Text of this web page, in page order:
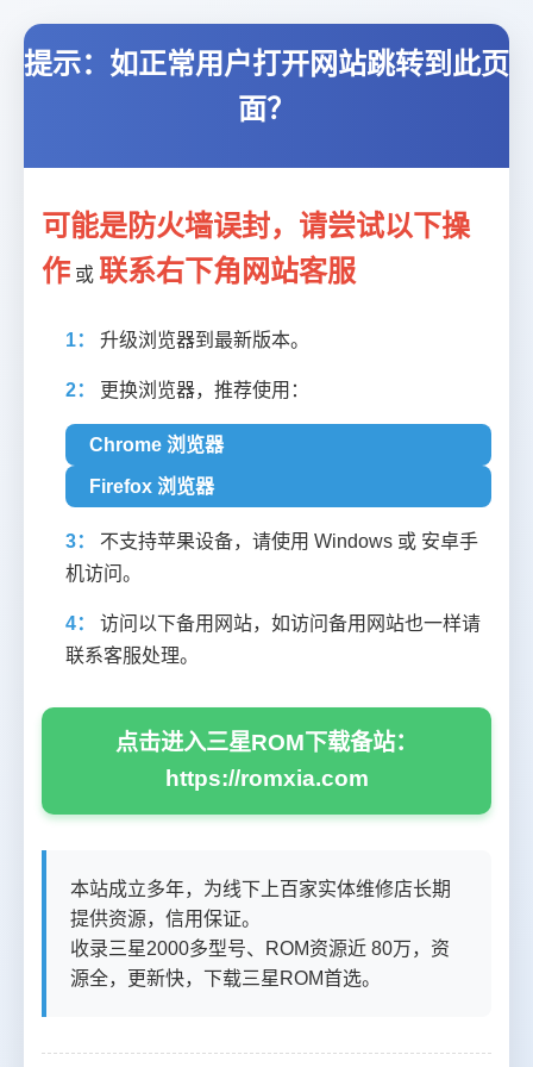
提示：如正常用户打开网站跳转到此页
面？
可能是防火墙误封，请尝试以下操
作 或 联系右下角网站客服
1： 升级浏览器到最新版本。
2： 更换浏览器，推荐使用：
Chrome 浏览器
Firefox 浏览器
3：
不支持苹果设备，请使用 Windows 或 安卓手
机访问。
4：
访问以下备用网站，如访问备用网站也一样请
联系客服处理。
点击进入三星ROM下载备站：
https://romxia.com
本站成立多年，为线下上百家实体维修店长期
提供资源，信用保证。
收录三星2000多型号、ROM资源近 80万，资
源全，更新快，下载三星ROM首选。